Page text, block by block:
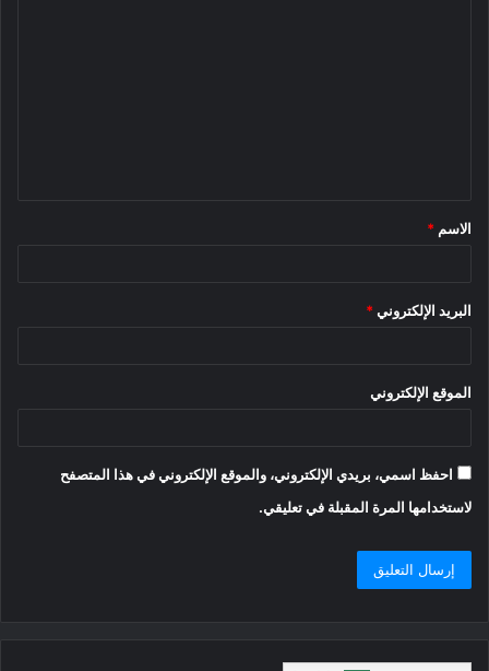
*
الاسم *
البريد الإلكتروني *
الموقع الإلكتروني
احفظ اسمي، بريدي الإلكتروني، والموقع الإلكتروني في هذا المتصفح
لاستخدامها المرة المقبلة في تعليقي.